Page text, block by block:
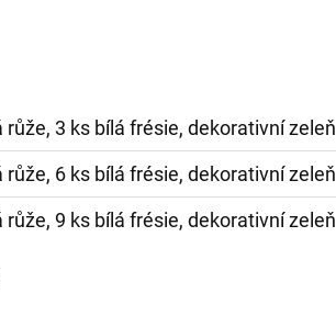
růže, 3 ks bílá frésie, dekorativní zeleň
růže, 6 ks bílá frésie, dekorativní zeleň
růže, 9 ks bílá frésie, dekorativní zeleň